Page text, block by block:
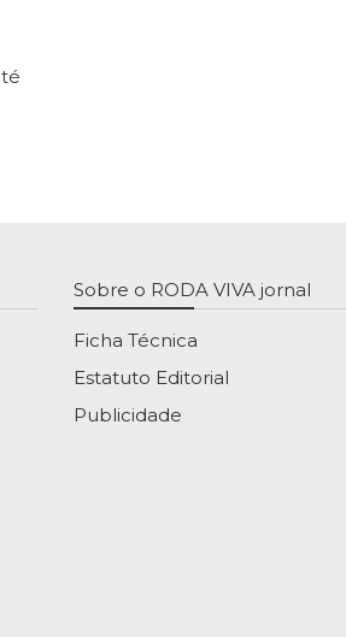
Sobre o RODA VIVA jornal
Ficha Técnica
Estatuto Editorial
Publicidade